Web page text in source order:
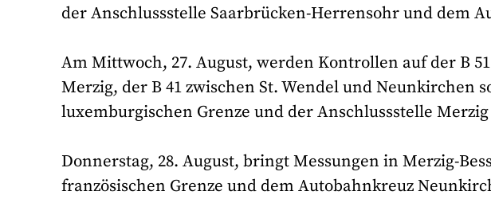
der Anschlussstelle Saarbrücken-Herrensohr und dem
Am Mittwoch, 27. August, werden Kontrollen auf der B
Merzig, der B 41 zwischen St. Wendel und Neunkirchen
luxemburgischen Grenze und der Anschlussstelle
Donnerstag, 28. August, bringt Messungen in Merzig-
französischen Grenze und dem Autobahnkreuz